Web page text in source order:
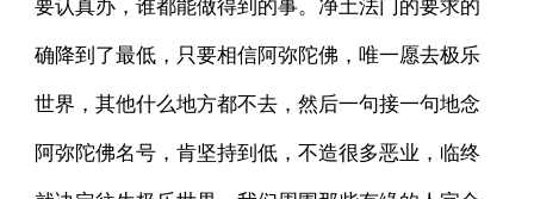
要认真办，谁都能做得到的事。净土法门的要求的
确降到了最低，只要相信阿弥陀佛，唯一愿去极乐
世界，其他什么地方都不去，然后一句接一句地念
阿弥陀佛名号，肯坚持到低，不造很多恶业，临终